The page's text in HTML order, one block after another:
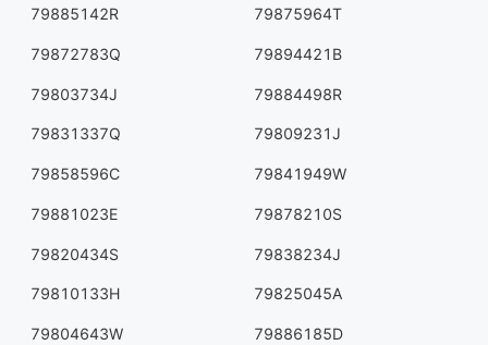
79885142R 79875964T
79872783Q 79894421B
79803734J 79884498R
79831337Q 79809231J
79858596C 79841949W
79881023E 79878210S
79820434S 79838234J
79810133H 79825045A
79804643W 79886185D